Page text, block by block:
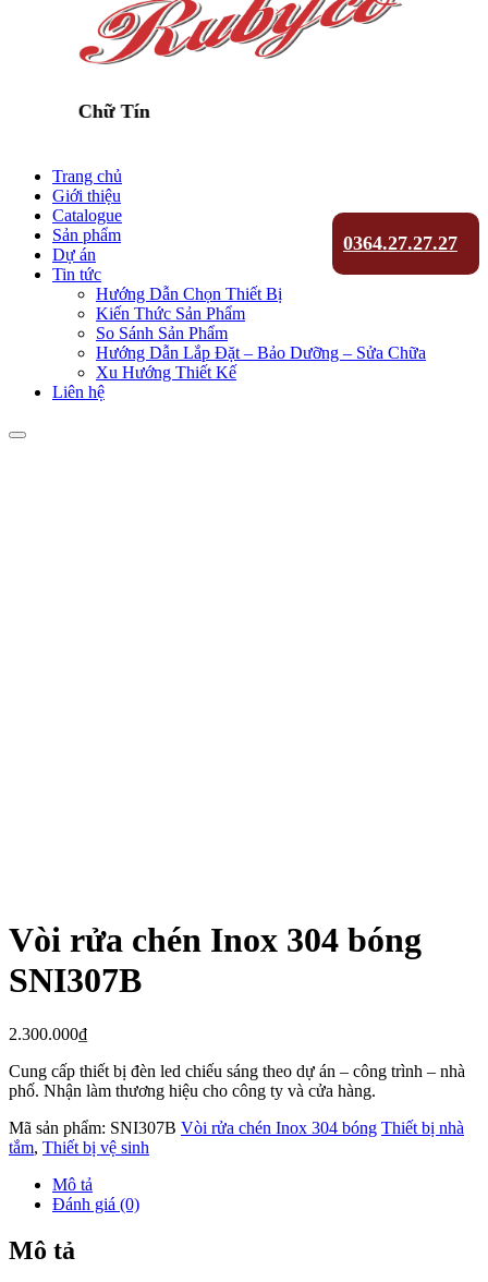
0364.27.27.27
Trang chủ
Giới thiệu
Catalogue
Sản phẩm
Dự án
Tin tức
Hướng Dẫn Chọn Thiết Bị
Kiến Thức Sản Phẩm
So Sánh Sản Phẩm
Hướng Dẫn Lắp Đặt – Bảo Dưỡng – Sửa Chữa
Xu Hướng Thiết Kế
Liên hệ
Vòi rửa chén Inox 304 bóng
SNI307B
2.300.000₫
Cung cấp thiết bị đèn led chiếu sáng theo dự án – công trình – nhà
phố. Nhận làm thương hiệu cho công ty và cửa hàng.
Mã sản phẩm: SNI307B Vòi rửa chén Inox 304 bóng Thiết bị nhà
tắm, Thiết bị vệ sinh
Mô tả
Đánh giá (0)
Mô tả